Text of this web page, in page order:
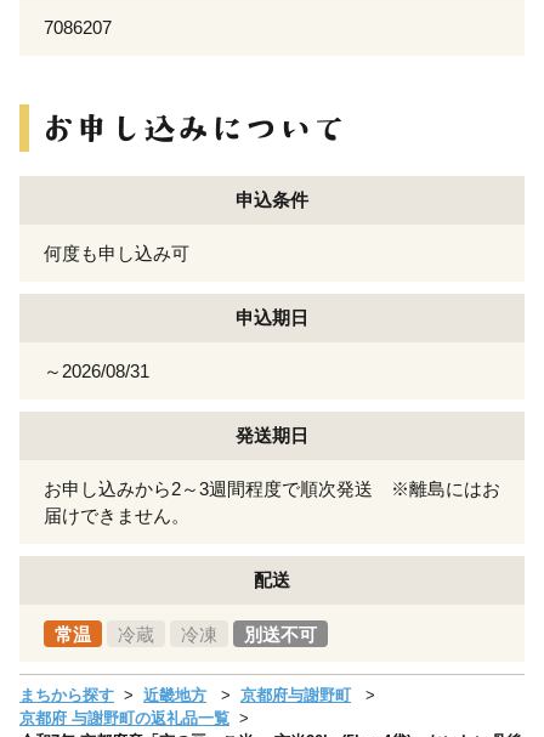
7086207
申込条件
何度も申し込み可
申込期日
～2026/08/31
発送期日
お申し込みから2～3週間程度で順次発送 ※離島にはお
届けできません。
配送
常温 冷蔵 冷凍 別送不可
まちから探す 近畿地方
京都府与謝野町
京都府 与謝野町の返礼品一覧